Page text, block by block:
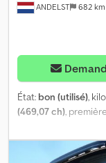
Sécurité du produit
ANDELST 682 km
État: bon (utilisé),
(469,07 ch),
,
configuration
, cabine